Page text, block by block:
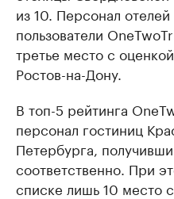
из 10. Персонал
пользователи
третье место с
Ростов-на-Дону.
В топ-5 рейтинга
персонал гостиниц
Петербурга,
соответственно. При
списке лишь 10 место